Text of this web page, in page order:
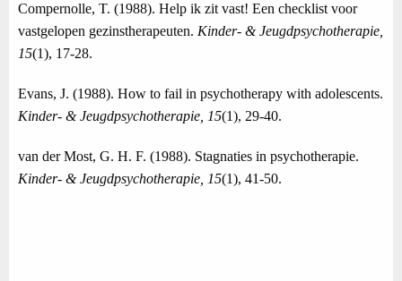
Compernolle, T. (1988). Help ik zit vast! Een checklist voor
vastgelopen gezinstherapeuten. Kinder- & Jeugdpsychotherapie,
15(1), 17-28.
Evans, J. (1988). How to fail in psychotherapy with adolescents.
Kinder- & Jeugdpsychotherapie, 15(1), 29-40.
van der Most, G. H. F. (1988). Stagnaties in psychotherapie.
Kinder- & Jeugdpsychotherapie, 15(1), 41-50.